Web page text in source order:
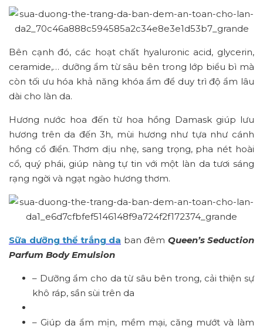
Bên cạnh đó, các hoạt chất hyaluronic acid, glycerin,
ceramide,… dưỡng ẩm từ sâu bên trong lớp biểu bì mà
còn tối ưu hóa khả năng khóa ẩm để duy trì độ ẩm lâu
dài cho làn da.
Hương nước hoa đến từ hoa hồng Damask giúp lưu
hương trên da đến 3h, mùi hương như tựa như cánh
hồng cổ điển. Thơm dịu nhẹ, sang trọng, pha nét hoài
cổ, quý phái, giúp nàng tự tin với một làn da tươi sáng
rạng ngời và ngạt ngào hương thơm.
Sữa dưỡng thể trắng da ban đêm Queen’s Seduction
Parfum Body Emulsion
– Dưỡng ẩm cho da từ sâu bên trong, cải thiện sự
khô ráp, sần sùi trên da
– Giúp da ẩm mịn, mềm mại, căng mướt và làm